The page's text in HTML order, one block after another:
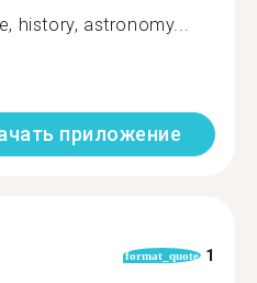
history, astronomy...
приложение
format_quote 1